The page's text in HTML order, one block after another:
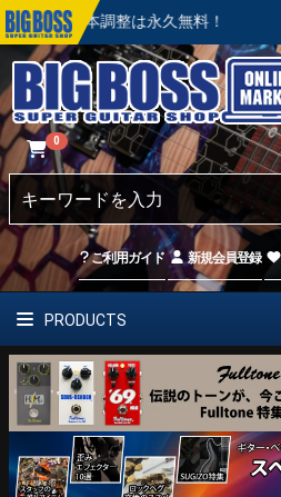
本調整は永久無料！ 【セー
0
ご利用ガイド 新規会員登録
PRODUCTS